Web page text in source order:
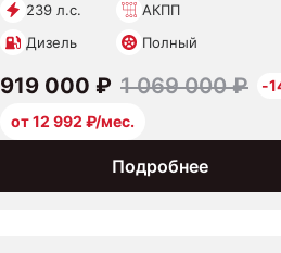
239 л.с.
АКПП
Дизель
Полный
Подробнее
919 000 ₽ 1 069 000 ₽
-
от 12 992 ₽/мес.